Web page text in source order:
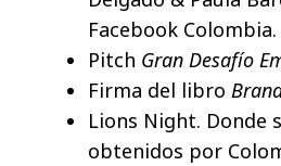
Facebook Colombia.
Pitch Gran Desafío
Firma del libro
Lions Night. Donde
obtenidos por